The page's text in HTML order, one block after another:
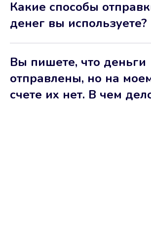
Какие способы
денег вы используете?
Вы пишете, что деньги
отправлены, но на
счете их нет. В чем